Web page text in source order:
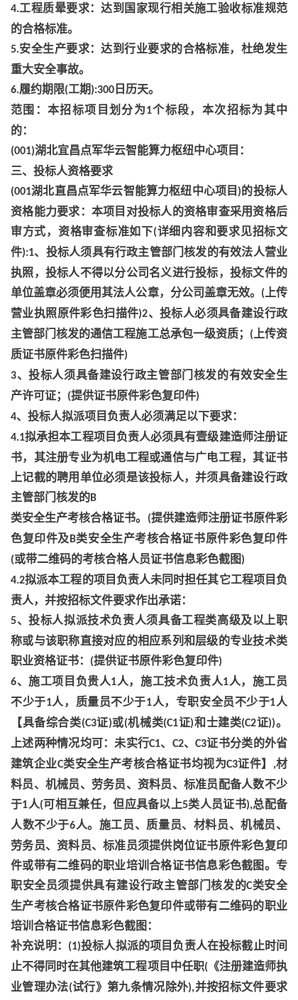
4.工程质晕要求：达到国家现行相关施工验收标准规范
的合格标准。
5.安全生产要求：达到行业要求的合格标准，杜绝发生
重大安全事故。
6.履约期限(工期):300 日历天。
范围：本招标项目划分为1个标段，本次招标为其中
的：
(001)湖北宜昌点军华云智能算力枢纽中心项目：
三、投标人资格要求
(001湖北直昌点军华云智能算力枢纽中心项目 )的投标人
资格能力要求：本项目对投标人的资格审查采用资格后
审方式，资格审查标准如下(详细内容和要求见招标文
件):1、投标人须具有行政主管部门核发的有效法人营业
执照，投标人不得以分公司名义进行投标，投标文件的
单位盖章必须便用其法人公章，分公司盖章无效。 ( 上传
营业执照原件彩色扫描件)2、投标人必须具备建设行政
主管部门核发的通信工程施工总承包一级资质；
( 上传资
质证书原件彩色扫描件)
3、投标人须具备建设行政主管部门核发的有效安全生
产许可证； (提供证书原件彩色复印件)
4、投标人拟派项目负责人必须满足以下要求：
4.1拟承担本工程项目负责人必须具有壹级建造师注册证
书，其注册专业为机电工程或通信与广电工程，其证书
上记截的聘用单位必须是该投标人，并须具备建设行政
主管部门核发的B
类安全生产考核合格证书。 (提供建造师注册证书原件彩
色复印件及 B类安全生产考核合格证书原件彩色复印件
(或带二维码的考核合格人员证书信息彩色截图)
4.2拟派本工程的项目负责人未同时担任其它工程项目负
责人，并按招标文件要求作出承诺：
5、投标人拟派技术负责人须具备工程类高级及以上职
称或与该职称直接对应的相应系列和层级的专业技术类
职业资格证书： (提供证书原件彩色复印件)
6、施工项目负贵人1人，施工技术负责人1人，施工员
不少于1人，质量员不少于1人，专职安全员不少于1人
【具备综合类(C3证)或(机械类(C1证)和士建类(C2证))。
上述两种情况均可：未实行C1、 C2、C3证书分类的外省
建筑企业C类安全生产考核合格证书均视为C3证件】 ,材
料员、机械员、劳务员、资料员、标准员配备人数不少
于1人(可相互兼任，但应具备以上5类人员证书),总配备
人数不少于6人。施工员、质量员、材料员、机械员、
劳务员、资料员、标准员须提供岗位证书原件彩色复印
件或带有二维码的职业培训合格证书信息彩色截图。专
职安全员须提供具有建设行政主管部门核发的C类安全
生产考核合格证书原件彩色复印件或带有二维码的职业
培训合格证书信息彩色截图：
补充说明：
(1)投标人拟派的项目负责人在投标截止时间
止不得同时在其他建筑工程项目中任职( 《注册建造师执
业管理办法(试行》第九条情况除外),并按招标文件要求